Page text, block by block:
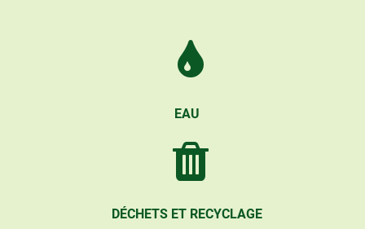
EAU
DÉCHETS ET RECYCLAGE